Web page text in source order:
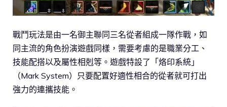
戰鬥玩法是由一名御主聯同三名從者組成一隊作戰，如
同主流的角色扮演遊戲同樣，需要考慮的是職業分工、
技能配搭以及屬性相剋等。遊戲特設了「烙印系統」
（Mark System）只要配置好適性相合的從者就可打出
強力的連攜技能。